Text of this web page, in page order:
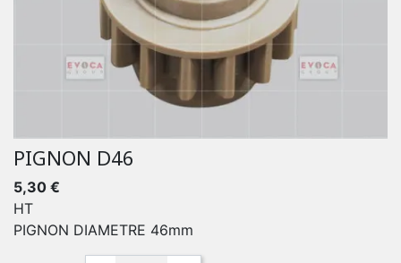
PIGNON D46
5,30 €
HT
PIGNON DIAMETRE 46mm